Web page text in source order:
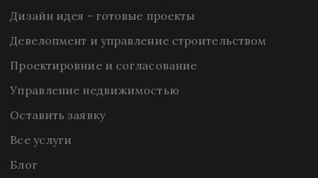
Дизайн идея - готовые проекты
Девелопмент и управление строительством
Проектировние и согласование
Управление недвижимостью
Оставить заявку
Все услуги
Блог